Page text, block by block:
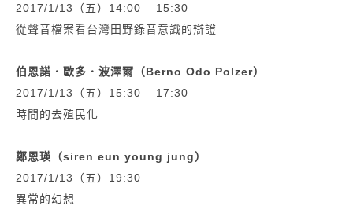
2017/1/13（五）14:00 – 15:30
從聲音檔案看台灣田野錄音意識的辯證
伯恩諾．歐多．波澤爾（Berno Odo Polzer）
2017/1/13（五）15:30 – 17:30
時間的去殖民化
鄭恩瑛（siren eun young jung）
2017/1/13（五）19:30
異常的幻想